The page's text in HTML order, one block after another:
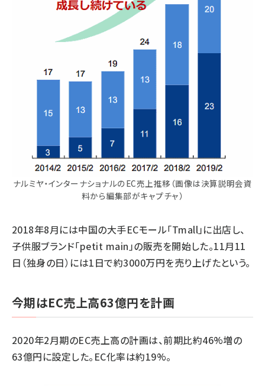
ナルミヤ・インターナショナルのEC売上推移（画像は決算説明会資
料から編集部がキャプチャ）
2018年8月には中国の大手ECモール「Tmall」に出店し、
子供服ブランド「petit main」の販売を開始した。11月11
日（独身の日）には1日で約3000万円を売り上げたという。
今期はEC売上高63億円を計画
2020年2月期のEC売上高の計画は、前期比約46%増の
63億円に設定した。EC化率は約19%。